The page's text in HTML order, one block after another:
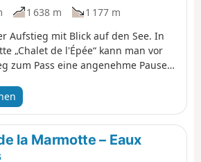
1 638 m
1 177 m
Aufstieg mit Blick auf den See. In
„Chalet de l'Épée“ kann man vor
zum Pass eine angenehme Pause
eine Schneefeld geben, also
ihr Trail-Schuhe tragt. Die
de la Marmotte“ ist eine
geführte Hütte. Die Hüttenwirte
Wochen da und man isst gut!
la Marmotte – Eaux